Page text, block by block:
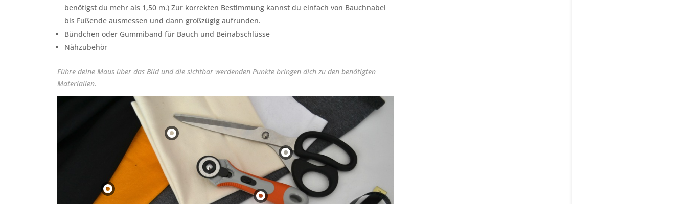
benötigst du mehr als 1,50 m.) Zur korrekten Bestimmung kannst du einfach von Bauchnabel
bis Fußende ausmessen und dann großzügig aufrunden.
Bündchen oder Gummiband für Bauch und Beinabschlüsse
Nähzubehör
Führe deine Maus über das Bild und die sichtbar werdenden Punkte bringen dich zu den benötigten
Materialien.